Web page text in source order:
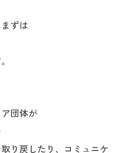
ずは
団体が
り戻したり、コミュニケ